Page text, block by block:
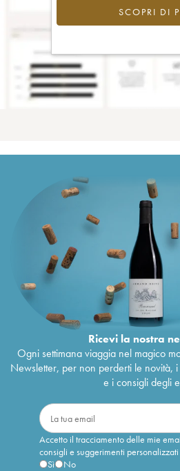
SCOPRI DI
Ricevi la nostra
Ogni settimana viaggia nel magico
Newsletter, per non perderti le novità,
e i consigli degli
Accetto il tracciamento delle mie
consigli e suggerimenti personalizzati
Sì
No